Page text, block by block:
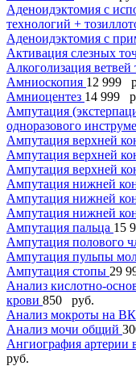
Аденоидэктомия с
технологий +
Аденоидэктомия с
Активация слезных
Алкоголизация
Амниоскопия 12 999
Амниоцентез 14 999
Ампутация
одноразового
Ампутация верхней
Ампутация верхней
Ампутация верхней
Ампутация нижней
Ампутация нижней
Ампутация нижней
Ампутация пальца 15
Ампутация полового
Ампутация пульпы
Ампутация стопы 29
Анализ кислотно-
крови 850 руб.
Анализ мокроты на ВК
Анализ мочи общий
Ангиография артерии
руб.